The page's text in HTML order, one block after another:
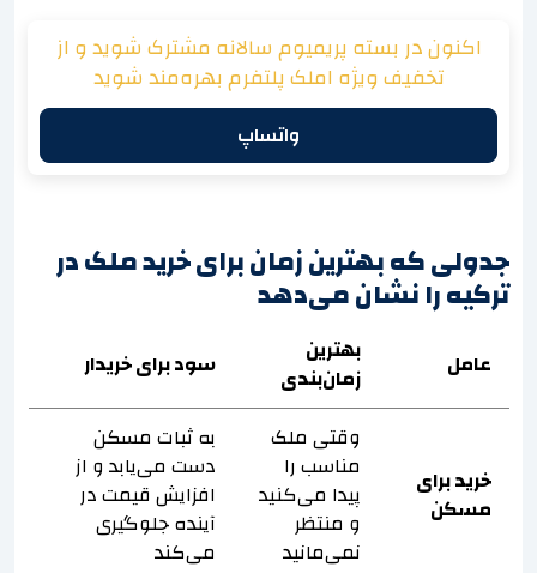
اکنون در بسته پریمیوم سالانه مشترک شوید و از
تخفیف ویژه املک پلتفرم بهره‌مند شوید
واتساپ
جدولی که بهترین زمان برای خرید ملک در
ترکیه را نشان می‌دهد
عامل
بهترین
زمان‌بندی
سود برای خریدار
خرید برای
مسکن
وقتی ملک
مناسب را
پیدا می‌کنید
و منتظر
نمی‌مانید
به ثبات مسکن
دست می‌یابد و از
افزایش قیمت در
آینده جلوگیری
می‌کند